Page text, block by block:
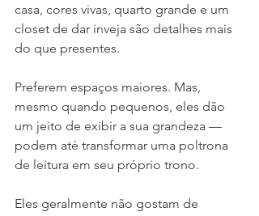
casa, cores vivas, quarto grande e um
closet de dar inveja são detalhes mais
do que presentes.
Preferem espaços maiores. Mas,
mesmo quando pequenos, eles dão
um jeito de exibir a sua grandeza —
podem até transformar uma poltrona
de leitura em seu próprio trono.
Eles geralmente não gostam de